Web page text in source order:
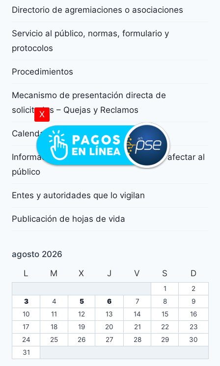
Directorio de agremiaciones o asociaciones
Servicio al público, normas, formulario y
protocolos
Procedimientos
Mecanismo de presentación directa de
solicitudes – Quejas y Reclamos
Calendario de actividades y eventos
Información de decisiones que pueden afectar al
público
Entes y autoridades que lo vigilan
Publicación de hojas de vida
agosto 2026
L
M X J V S D
1
2
3
4 5 6 7 8
9
10
11 12 13 14 15
16
17
18 19 20 21 22
23
24
25 26 27 28 29
30
31
X